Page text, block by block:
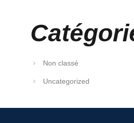
Non classé
Uncategorized